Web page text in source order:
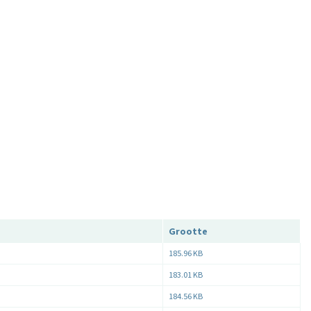
Grootte
185.96 KB
183.01 KB
184.56 KB